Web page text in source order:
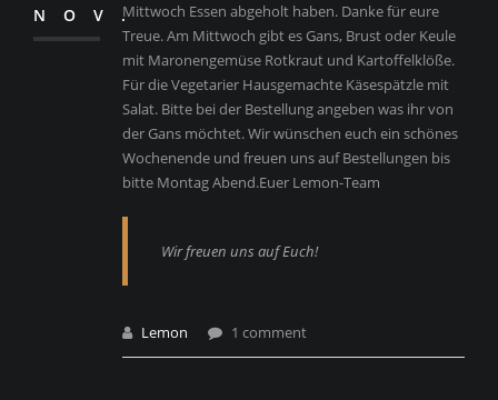
NOV.Mittwoch Essen abgeholt haben. Danke für eure
Treue. Am Mittwoch gibt es Gans, Brust oder Keule
mit Maronengemüse Rotkraut und Kartoffelklöße.
Für die Vegetarier Hausgemachte Käsespätzle mit
Salat. Bitte bei der Bestellung angeben was ihr von
der Gans möchtet. Wir wünschen euch ein schönes
Wochenende und freuen uns auf Bestellungen bis
bitte Montag Abend.Euer Lemon-Team
Wir freuen uns auf Euch!
Lemon 1 comment